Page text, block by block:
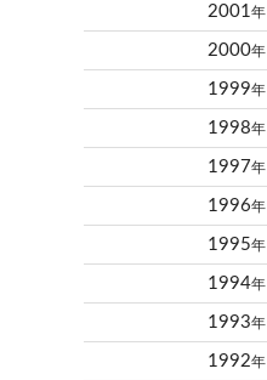
2001 年
2000年
1999年
1998年
1997年
1996年
1995年
1994年
1993年
1992年